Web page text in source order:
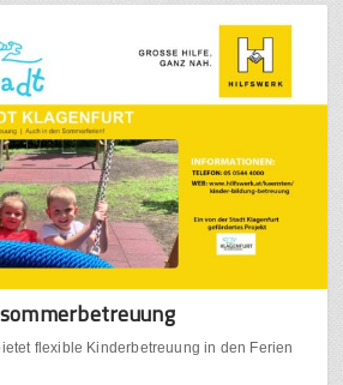
flexible Kinderbetreuung in den Ferien